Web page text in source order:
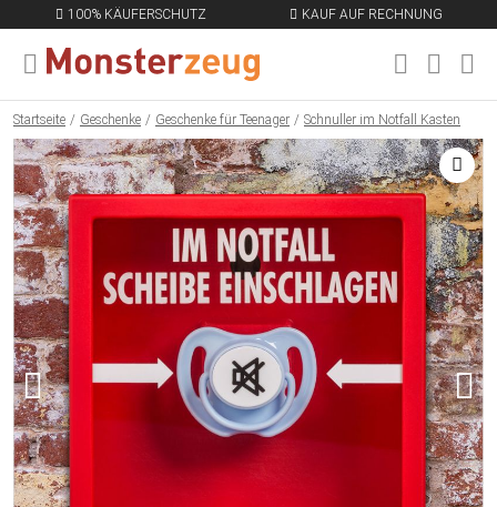
100% KÄUFERSCHUTZ KAUF AUF RECHNUNG
MENÜ SCHLIESSEN
Startseite Geschenke Geschenke für Teenager Schnuller im Notfall Kasten